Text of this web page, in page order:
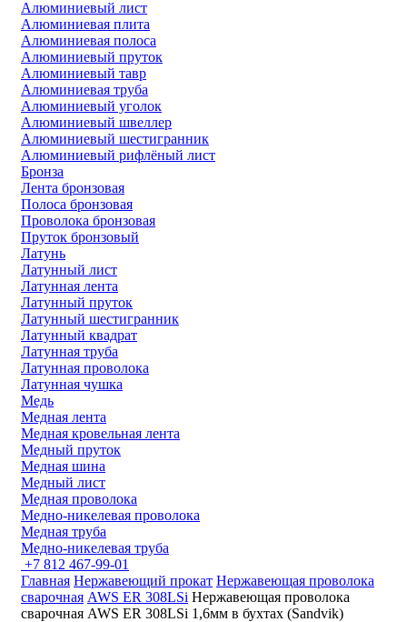
Алюминиевый лист
Алюминиевая плита
Алюминиевая полоса
Алюминиевый пруток
Алюминиевый тавр
Алюминиевая труба
Алюминиевый уголок
Алюминиевый швеллер
Алюминиевый шестигранник
Алюминиевый рифлёный лист
Бронза
Лента бронзовая
Полоса бронзовая
Проволока бронзовая
Пруток бронзовый
Латунь
Латунный лист
Латунная лента
Латунный пруток
Латунный шестигранник
Латунный квадрат
Латунная труба
Латунная проволока
Латунная чушка
Медь
Медная лента
Медная кровельная лента
Медный пруток
Медная шина
Медный лист
Медная проволока
Медно-никелевая проволока
Медная труба
Медно-никелевая труба
+7 812 467-99-01
Главная Нержавеющий прокат Нержавеющая проволока
сварочная AWS ER 308LSi Нержавеющая проволока
сварочная AWS ER 308LSi 1,6мм в бухтах (Sandvik)